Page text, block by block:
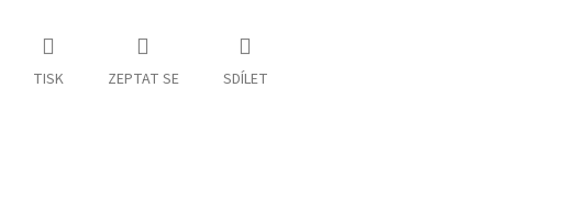
TISK ZEPTAT SE SDÍLET